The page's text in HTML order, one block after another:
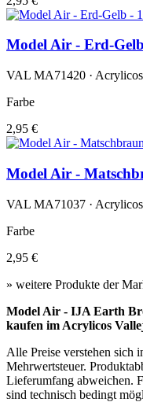
Model Air - Erd-
VAL MA71420 ·
Farbe
2,95 €
Model Air -
VAL MA71037 ·
Farbe
2,95 €
» weitere Produkte der
Model Air - IJA Earth
kaufen im Acrylicos
Alle Preise verstehen sich
Mehrwertsteuer.
Lieferumfang abweichen.
sind technisch bedingt